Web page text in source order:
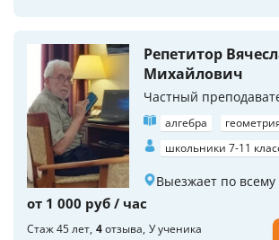
Репетитор
Михайлович
Частный
алгебра
школьники 7-11
Выезжает по всему
от 1 000 руб / час
Стаж 45 лет 4отзыва У ученика